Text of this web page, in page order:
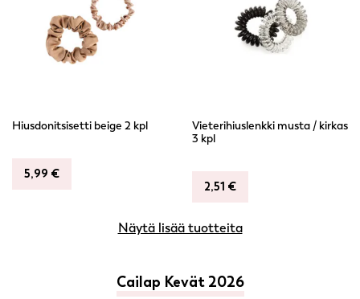
Hiusdonitsisetti beige 2 kpl
5,99 €
Vieterihiuslenkki musta / kirkas
3 kpl
2,51 €
Näytä lisää tuotteita
Cailap Kevät 2026